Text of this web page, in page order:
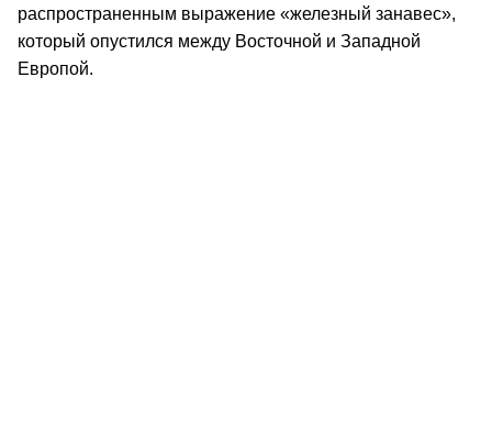
распространенным выражение «железный занавес»,
который опустился между Восточной и Западной
Европой.